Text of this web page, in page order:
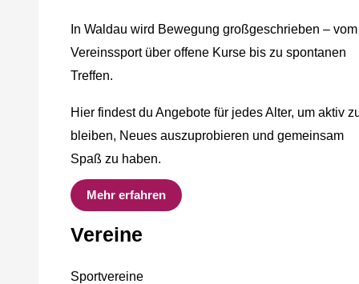
In Waldau wird Bewegung großgeschrieben – vom
Vereinssport über offene Kurse bis zu spontanen
Treffen.
Hier findest du Angebote für jedes Alter, um aktiv
bleiben, Neues auszuprobieren und gemeinsam
Spaß zu haben.
Mehr erfahren
Vereine
Sportvereine